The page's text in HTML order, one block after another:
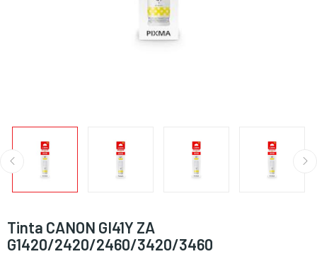
Tinta CANON GI41Y ZA
G1420/2420/2460/3420/3460